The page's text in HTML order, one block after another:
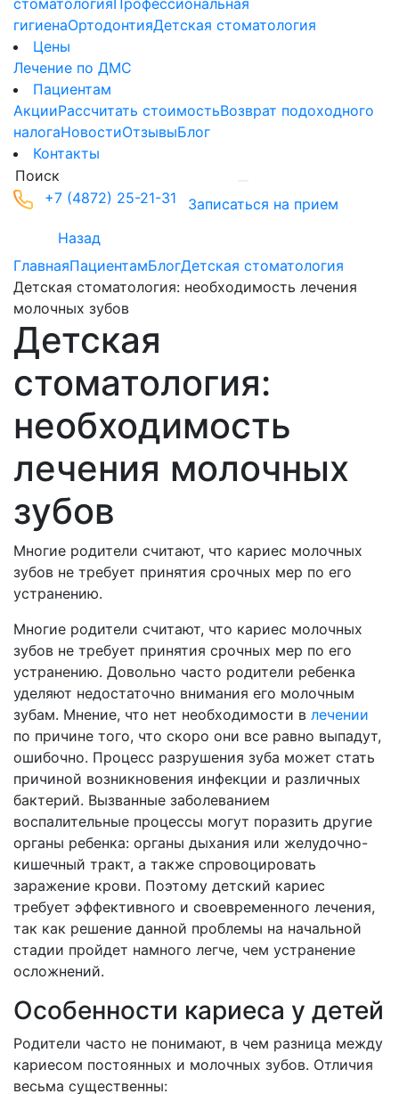
стоматологияПрофессиональная
гигиенаОртодонтияДетская стоматология
Цены
Лечение по ДМС
Пациентам
АкцииРассчитать стоимостьВозврат подоходного
налогаНовостиОтзывыБлог
Контакты
+7 (4872) 25-21-31
Записаться на прием
Назад
ГлавнаяПациентамБлогДетская стоматология
Детская стоматология: необходимость лечения
молочных зубов
Детская
стоматология:
необходимость
лечения молочных
зубов
Многие родители считают, что кариес молочных
зубов не требует принятия срочных мер по его
устранению.
Многие родители считают, что кариес молочных
зубов не требует принятия срочных мер по его
устранению. Довольно часто родители ребенка
уделяют недостаточно внимания его молочным
зубам. Мнение, что нет необходимости в лечении
по причине того, что скоро они все равно выпадут,
ошибочно. Процесс разрушения зуба может стать
причиной возникновения инфекции и различных
бактерий. Вызванные заболеванием
воспалительные процессы могут поразить другие
органы ребенка: органы дыхания или желудочно-
кишечный тракт, а также спровоцировать
заражение крови. Поэтому детский кариес
требует эффективного и своевременного лечения,
так как решение данной проблемы на начальной
стадии пройдет намного легче, чем устранение
осложнений.
Особенности кариеса у детей
Родители часто не понимают, в чем разница между
кариесом постоянных и молочных зубов. Отличия
весьма существенны: